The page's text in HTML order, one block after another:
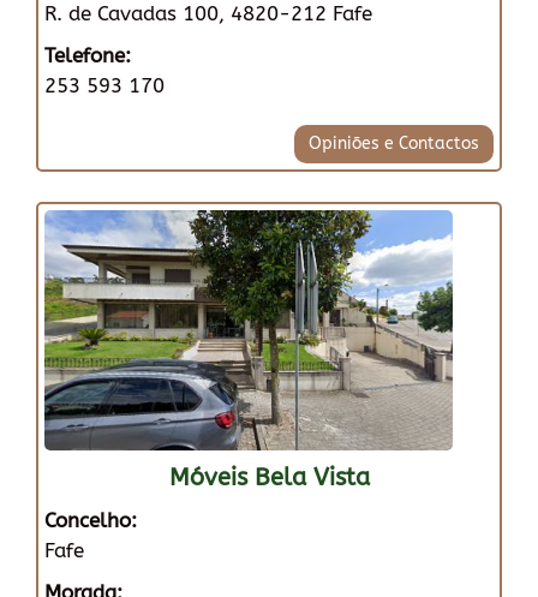
R. de Cavadas 100, 4820-212 Fafe
Telefone:
253 593 170
Opiniões e Contactos
Móveis Bela Vista
Concelho:
Fafe